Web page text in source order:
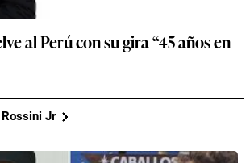
al Perú con su gira “45 años en
Jr